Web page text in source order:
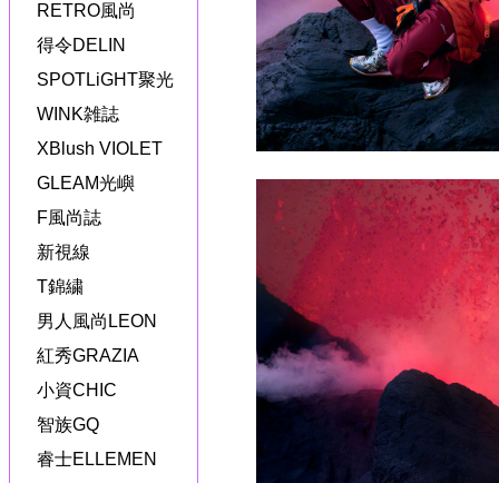
RETRO風尚
得令DELIN
SPOTLiGHT聚光
WINK雑誌
XBlush VIOLET
GLEAM光嶼
F風尚誌
新視線
T錦繍
男人風尚LEON
紅秀GRAZIA
小資CHIC
智族GQ
睿士ELLEMEN